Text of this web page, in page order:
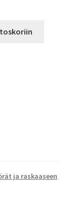
ja raskaaseen